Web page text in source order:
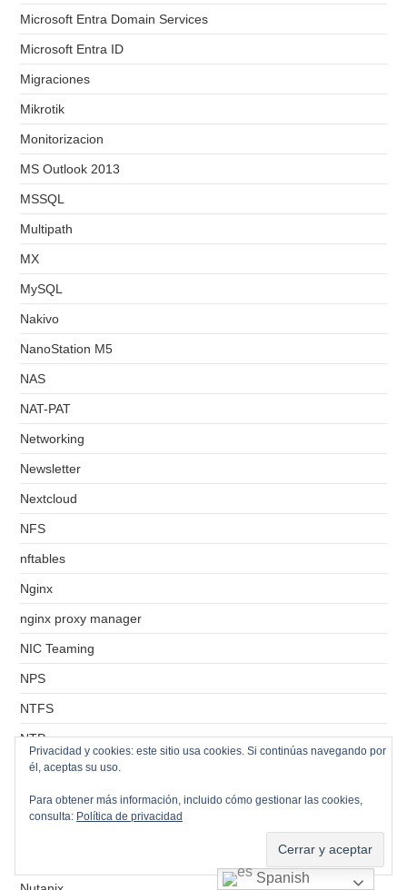
Microsoft Entra Domain Services
Microsoft Entra ID
Migraciones
Mikrotik
Monitorizacion
MS Outlook 2013
MSSQL
Multipath
MX
MySQL
Nakivo
NanoStation M5
NAS
NAT-PAT
Networking
Newsletter
Nextcloud
NFS
nftables
Nginx
nginx proxy manager
NIC Teaming
NPS
NTFS
NTP
NTP Client Linux
NTP Client Windows
Spanish
Privacidad y cookies: este sitio usa cookies. Si continúas navegando por
él, aceptas su uso.
Para obtener más información, incluido cómo gestionar las cookies,
consulta: Política de privacidad